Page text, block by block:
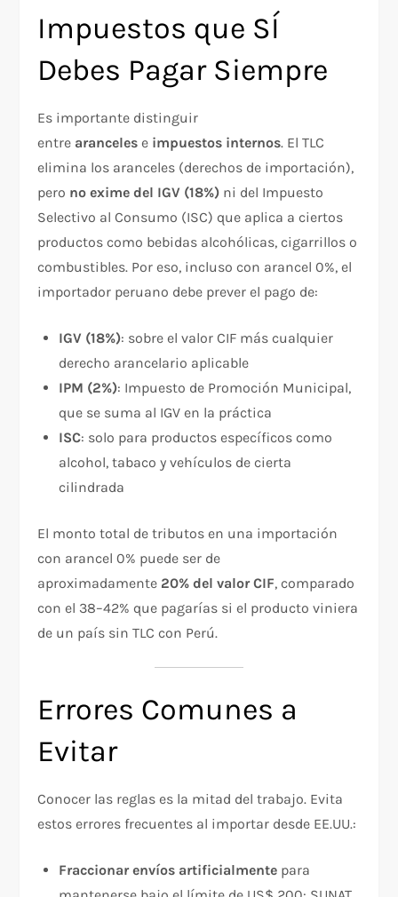
Impuestos que SÍ
Debes Pagar Siempre
Es importante distinguir
entre aranceles e impuestos internos. El TLC
elimina los aranceles (derechos de importación),
pero no exime del IGV (18%) ni del Impuesto
Selectivo al Consumo (ISC) que aplica a ciertos
productos como bebidas alcohólicas, cigarrillos o
combustibles. Por eso, incluso con arancel 0%, el
importador peruano debe prever el pago de:
IGV (18%): sobre el valor CIF más cualquier
derecho arancelario aplicable
IPM (2%): Impuesto de Promoción Municipal,
que se suma al IGV en la práctica
ISC: solo para productos específicos como
alcohol, tabaco y vehículos de cierta
cilindrada
El monto total de tributos en una importación
con arancel 0% puede ser de
aproximadamente 20% del valor CIF, comparado
con el 38–42% que pagarías si el producto viniera
de un país sin TLC con Perú.
Errores Comunes a
Evitar
Conocer las reglas es la mitad del trabajo. Evita
estos errores frecuentes al importar desde EE.UU.:
Fraccionar envíos artificialmente para